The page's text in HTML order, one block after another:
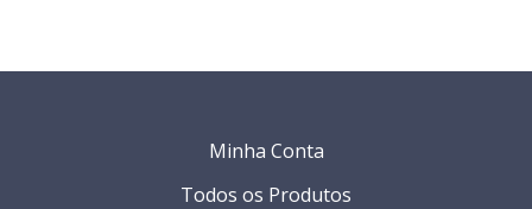
Minha Conta
Todos os Produtos